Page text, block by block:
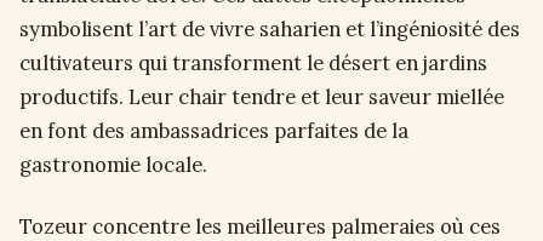
symbolisent l’art de vivre saharien et l’ingéniosité des
cultivateurs qui transforment le désert en jardins
productifs. Leur chair tendre et leur saveur miellée
en font des ambassadrices parfaites de la
gastronomie locale.
Tozeur concentre les meilleures palmeraies où ces